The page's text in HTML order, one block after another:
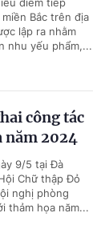
Bắc trên địa
lập ra nhằm
nhu yếu phẩm,...
công tác
năm 2024
9/5 tại Đà
Chữ thập Đỏ
nghị phòng
thảm họa năm...